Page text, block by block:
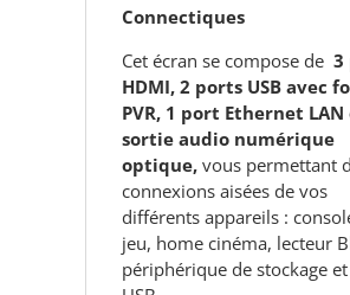
Connectiques
Cet écran se compose de 3
HDMI, 2 ports USB avec
PVR, 1 port Ethernet LAN
sortie audio numérique
optique,vous permettant
connexions aisées de vos
différents appareils :
jeu, home cinéma, lecteur
périphérique de stockage